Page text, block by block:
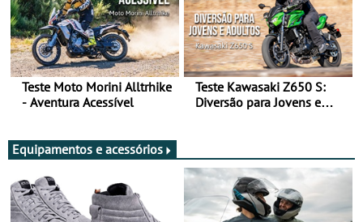
Teste Moto Morini Alltrhike
- Aventura Acessível
Teste Kawasaki Z650 S:
Diversão para Jovens e
Equipamentos e acessórios